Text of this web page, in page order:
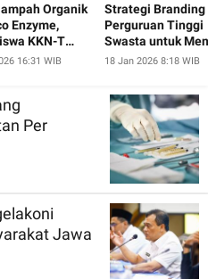
Organik
Enzyme,
KKN-T
Warga
16:31 WIB
Strategi Branding
Perguruan Tinggi
Swasta untuk
Minat Calon
18 Jan 2026 8:18 WIB
Per
Jawa